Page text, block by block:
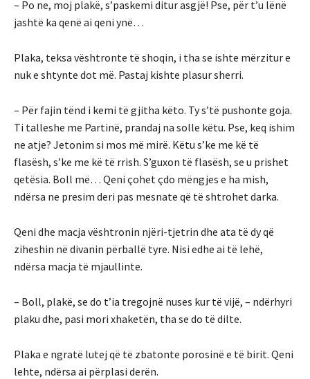
– Po ne, moj plakë, s’paskemi ditur asgjë! Pse, për t’u lënë
jashtë ka qenë ai qeni ynë…
Plaka, teksa vështronte të shoqin, i tha se ishte mërzitur e
nuk e shtynte dot më. Pastaj kishte plasur sherri.
– Për fajin tënd i kemi të gjitha këto. Ty s’të pushonte goja.
Ti talleshe me Partinë, prandaj na solle këtu. Pse, keq ishim
ne atje? Jetonim si mos më mirë. Këtu s’ke me kë të
flasësh, s’ke me kë të rrish. S’guxon të flasësh, se u prishet
qetësia. Boll më… Qeni çohet çdo mëngjes e ha mish,
ndërsa ne presim deri pas mesnate që të shtrohet darka.
Qeni dhe macja vështronin njëri-tjetrin dhe ata të dy që
ziheshin në divanin përballë tyre. Nisi edhe ai të lehë,
ndërsa macja të mjaullinte.
– Boll, plakë, se do t’ia tregojnë nuses kur të vijë, – ndërhyri
plaku dhe, pasi mori xhaketën, tha se do të dilte.
Plaka e ngratë lutej që të zbatonte porosinë e të birit. Qeni
lehte, ndërsa ai përplasi derën.